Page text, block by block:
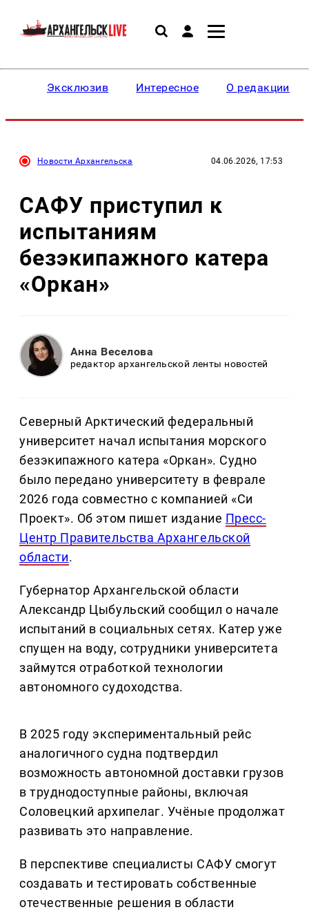
Эксклюзив Интересное О редакции
Новости Архангельска 04.06.2026, 17:53
САФУ приступил к
испытаниям
безэкипажного катера
«Оркан»
Анна Веселова
редактор архангельской ленты новостей
Северный Арктический федеральный
университет начал испытания морского
безэкипажного катера «Оркан». Судно
было передано университету в феврале
2026 года совместно с компанией «Си
Проект». Об этом пишет издание Пресс-
Центр Правительства Архангельской
области.
Губернатор Архангельской области
Александр Цыбульский сообщил о начале
испытаний в социальных сетях. Катер уже
спущен на воду, сотрудники университета
займутся отработкой технологии
автономного судоходства.
В 2025 году экспериментальный рейс
аналогичного судна подтвердил
возможность автономной доставки грузов
в труднодоступные районы, включая
Соловецкий архипелаг. Учёные продолжат
развивать это направление.
В перспективе специалисты САФУ смогут
создавать и тестировать собственные
отечественные решения в области